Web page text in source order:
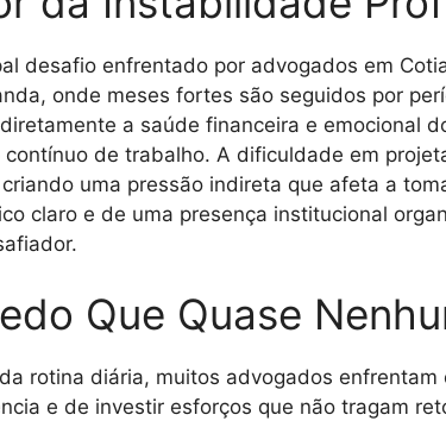
desafio enfrentado por advogados em
onde meses fortes são seguidos por
a saúde financeira e emocional
contínuo de trabalho. A dificuldade em
uma pressão indireta que afeta a
claro e de uma presença institucional
Que Quase
rotina diária, muitos advogados
e de investir esforços que não tragam